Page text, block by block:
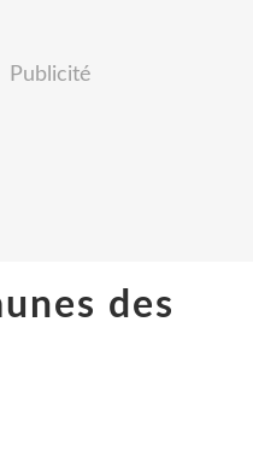
Publicité
des